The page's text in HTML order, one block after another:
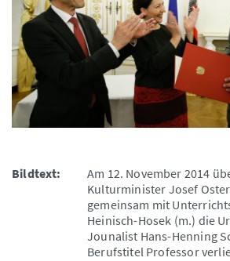
Bildtext:
Am 12. November 2014
Kulturminister Josef
gemeinsam mit
Heinisch-Hosek (m.) die
Jounalist Hans-Henning
Berufstitel Professor